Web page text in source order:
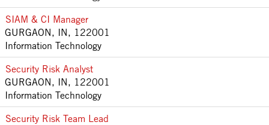
SIAM & CI Manager
GURGAON, IN, 122001
Information Technology
Security Risk Analyst
GURGAON, IN, 122001
Information Technology
Security Risk Team Lead